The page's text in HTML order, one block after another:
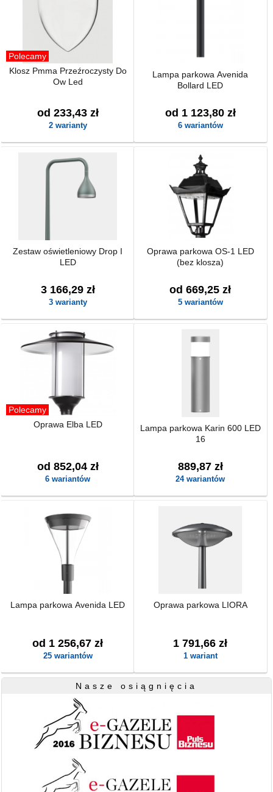
Polecamy
Klosz Pmma Przeźroczysty Do
Ow Led
od 233,43 zł
2 warianty
Lampa parkowa Avenida
Bollard LED
od 1 123,80 zł
6 wariantów
Zestaw oświetleniowy Drop I
LED
3 166,29 zł
3 warianty
Oprawa parkowa OS-1 LED
(bez klosza)
od 669,25 zł
5 wariantów
Polecamy
Oprawa Elba LED
od 852,04 zł
6 wariantów
Lampa parkowa Karin 600 LED
16
889,87 zł
24 wariantów
Lampa parkowa Avenida LED
od 1 256,67 zł
25 wariantów
Oprawa parkowa LIORA
1 791,66 zł
1 wariant
Nasze osiągnięcia